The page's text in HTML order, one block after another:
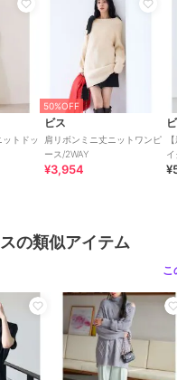
トップスは取り外し可能
サイズ】
）メイン着用モデル身長:164cm
ル）16（キナリ）メイン着用
サンプルです。実際の商品と
がございます。
ビス
リ ワンピースドレス
レディース
ワンピースドレス ／ワ
トドッ
50%OFF
ビス
肩リボンミニ丈ニットワンピ
ース/2WAY
¥3,954
ア
の類似アイテム
こ